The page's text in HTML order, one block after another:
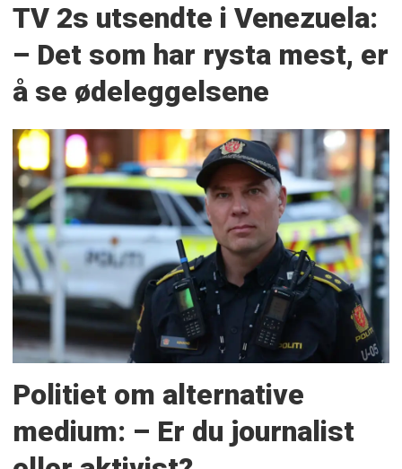
TV 2s utsendte i Venezuela:
– Det som har rysta mest, er
å se ødeleggelsene
Politiet om alternative
medium: – Er du journalist